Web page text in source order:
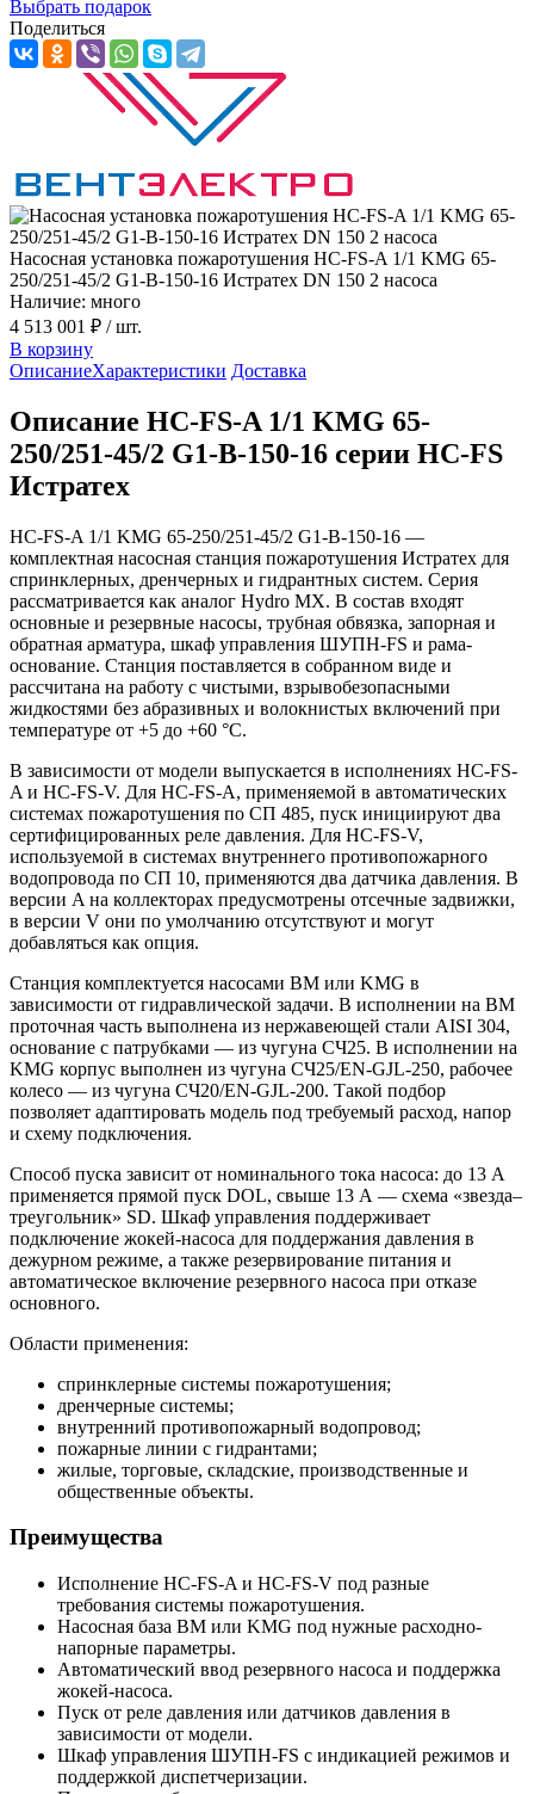
Выбрать подарок
Поделиться
Насосная установка пожаротушения HC-FS-A 1/1 KMG 65-
250/251-45/2 G1-B-150-16 Истратех DN 150 2 насоса
Наличие: много
4 513 001 ₽ / шт.
В корзину
ОписаниеХарактеристики Доставка
Описание HC-FS-A 1/1 KMG 65-
250/251-45/2 G1-B-150-16 серии HC-FS
Истратех
HC-FS-A 1/1 KMG 65-250/251-45/2 G1-B-150-16 —
комплектная насосная станция пожаротушения Истратех для
спринклерных, дренчерных и гидрантных систем. Серия
рассматривается как аналог Hydro MX. В состав входят
основные и резервные насосы, трубная обвязка, запорная и
обратная арматура, шкаф управления ШУПН-FS и рама-
основание. Станция поставляется в собранном виде и
рассчитана на работу с чистыми, взрывобезопасными
жидкостями без абразивных и волокнистых включений при
температуре от +5 до +60 °С.
В зависимости от модели выпускается в исполнениях HC-FS-
A и HC-FS-V. Для HC-FS-A, применяемой в автоматических
системах пожаротушения по СП 485, пуск инициируют два
сертифицированных реле давления. Для HC-FS-V,
используемой в системах внутреннего противопожарного
водопровода по СП 10, применяются два датчика давления. В
версии A на коллекторах предусмотрены отсечные задвижки,
в версии V они по умолчанию отсутствуют и могут
добавляться как опция.
Станция комплектуется насосами BM или KMG в
зависимости от гидравлической задачи. В исполнении на BM
проточная часть выполнена из нержавеющей стали AISI 304,
основание с патрубками — из чугуна СЧ25. В исполнении на
KMG корпус выполнен из чугуна СЧ25/EN-GJL-250, рабочее
колесо — из чугуна СЧ20/EN-GJL-200. Такой подбор
позволяет адаптировать модель под требуемый расход, напор
и схему подключения.
Способ пуска зависит от номинального тока насоса: до 13 А
применяется прямой пуск DOL, свыше 13 А — схема «звезда–
треугольник» SD. Шкаф управления поддерживает
подключение жокей-насоса для поддержания давления в
дежурном режиме, а также резервирование питания и
автоматическое включение резервного насоса при отказе
основного.
Области применения:
спринклерные системы пожаротушения;
дренчерные системы;
внутренний противопожарный водопровод;
пожарные линии с гидрантами;
жилые, торговые, складские, производственные и
общественные объекты.
Преимущества
Исполнение HC-FS-A и HC-FS-V под разные
требования системы пожаротушения.
Насосная база BM или KMG под нужные расходно-
напорные параметры.
Автоматический ввод резервного насоса и поддержка
жокей-насоса.
Пуск от реле давления или датчиков давления в
зависимости от модели.
Шкаф управления ШУПН-FS с индикацией режимов и
поддержкой диспетчеризации.